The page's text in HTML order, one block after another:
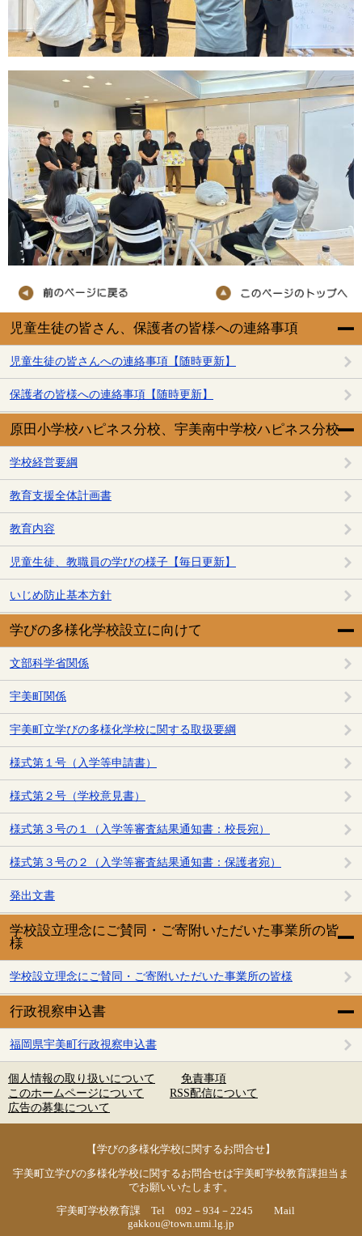
児童生徒の皆さん、保護者の皆様への連絡事項
児童生徒の皆さんへの連絡事項【随時更新】
保護者の皆様への連絡事項【随時更新】
原田小学校ハピネス分校、宇美南中学校ハピネス分校
学校経営要綱
教育支援全体計画書
教育内容
児童生徒、教職員の学びの様子【毎日更新】
いじめ防止基本方針
学びの多様化学校設立に向けて
文部科学省関係
宇美町関係
宇美町立学びの多様化学校に関する取扱要綱
様式第１号（入学等申請書）
様式第２号（学校意見書）
様式第３号の１（入学等審査結果通知書：校長宛）
様式第３号の２（入学等審査結果通知書：保護者宛）
発出文書
学校設立理念にご賛同・ご寄附いただいた事業所の皆
様
学校設立理念にご賛同・ご寄附いただいた事業所の皆様
行政視察申込書
福岡県宇美町行政視察申込書
個人情報の取り扱いについて
免責事項
このホームページについて
RSS配信について
広告の募集について
【学びの多様化学校に関するお問合せ】
宇美町立学びの多様化学校に関するお問合せは宇美町学校教育課担当ま
でお願いいたします。
宇美町学校教育課 Tel 092－934－2245 Mail
gakkou@town.umi.lg.jp